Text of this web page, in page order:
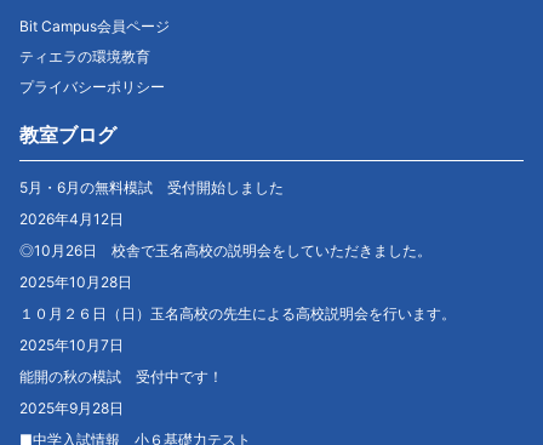
Bit Campus会員ページ
ティエラの環境教育
プライバシーポリシー
教室ブログ
5月・6月の無料模試 受付開始しました
2026年4月12日
◎10月26日 校舎で玉名高校の説明会をしていただきました。
2025年10月28日
１０月２６日（日）玉名高校の先生による高校説明会を行います。
2025年10月7日
能開の秋の模試 受付中です！
2025年9月28日
■中学入試情報 小６基礎力テスト